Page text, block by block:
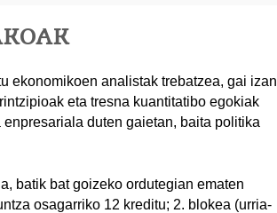
ekonomikoen analistak trebatzea, gai izan
eta tresna kuantitatibo egokiak
duten gaietan, baita politika
batik bat goizeko ordutegian ematen
osagarriko 12 kreditu; 2. blokea (urria-